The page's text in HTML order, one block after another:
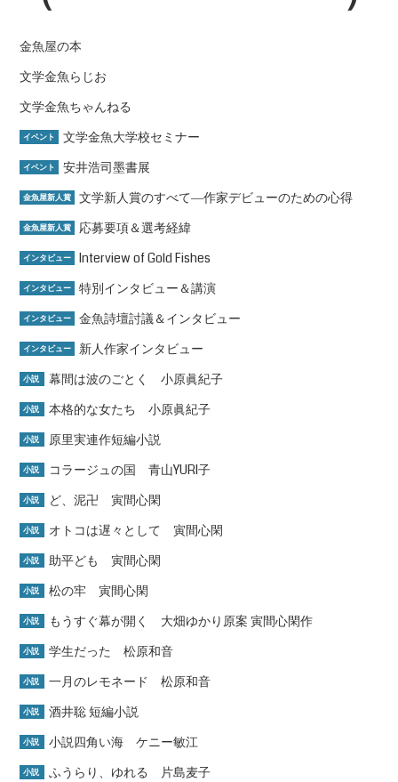
金魚屋の本
文学金魚らじお
文学金魚ちゃんねる
イベント 文学金魚大学校セミナー
イベント 安井浩司墨書展
金魚屋新人賞 文学新人賞のすべて―作家デビューのための心得
金魚屋新人賞 応募要項＆選考経緯
インタビュー Interview of Gold Fishes
インタビュー 特別インタビュー＆講演
インタビュー 金魚詩壇討議＆インタビュー
インタビュー 新人作家インタビュー
小説 幕間は波のごとく 小原眞紀子
小説 本格的な女たち 小原眞紀子
小説 原里実連作短編小説
小説 コラージュの国 青山YURI子
小説 ど、泥卍 寅間心閑
小説 オトコは遅々として 寅間心閑
小説 助平ども 寅間心閑
小説 松の牢 寅間心閑
小説 もうすぐ幕が開く 大畑ゆかり原案 寅間心閑作
小説 学生だった 松原和音
小説 一月のレモネード 松原和音
小説 酒井聡 短編小説
小説 小説四角い海 ケニー敏江
小説 ふうらり、ゆれる 片島麦子